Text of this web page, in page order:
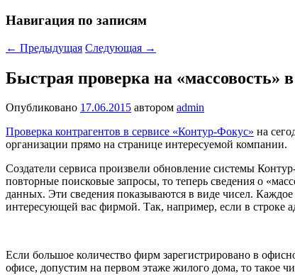
Навигация по записям
← Предыдущая Следующая →
Быстрая проверка на «массовость»
Опубликовано 17.06.2015 автором admin
Проверка контрагентов в сервисе «Контур-Фокус» на
организации прямо на странице интересуемой компании.
Создатели сервиса произвели обновление системы
повторные поисковые запросы, то теперь сведения о
данных. Эти сведения показываются в виде чисел.
интересующей вас фирмой. Так, например, если в строке
Если большое количество фирм зарегистрировано в
офисе, допустим на первом этаже жилого дома, то такое